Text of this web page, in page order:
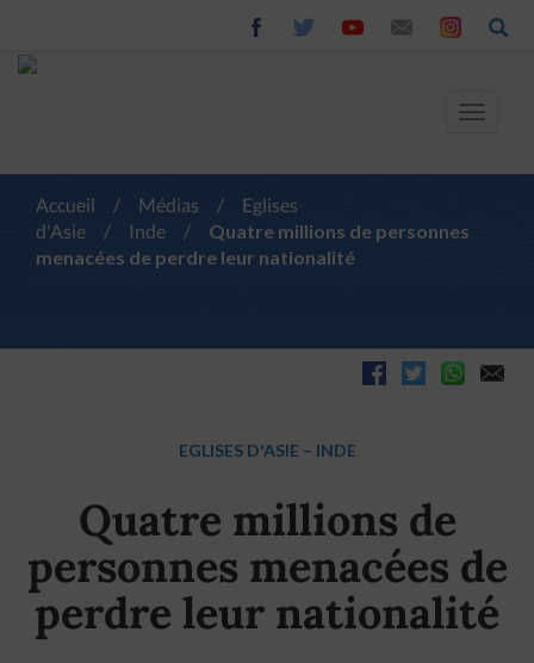
Toggle
Accueil / Médias /
Eglises
d'Asie
/ Inde /
Quatre millions de personnes
menacées de perdre leur nationalité
EGLISES D'ASIE – INDE
Quatre millions de
personnes menacées de
perdre leur nationalité